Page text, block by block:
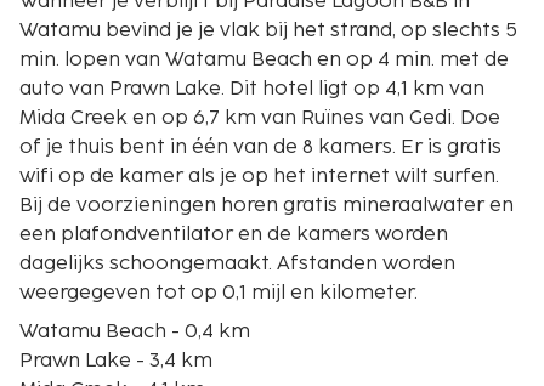
Watamu bevind je je vlak bij het strand, op slechts 5
min. lopen van Watamu Beach en op 4 min. met de
auto van Prawn Lake. Dit hotel ligt op 4,1 km van
Mida Creek en op 6,7 km van Ruïnes van Gedi. Doe
of je thuis bent in één van de 8 kamers. Er is gratis
wifi op de kamer als je op het internet wilt surfen.
Bij de voorzieningen horen gratis mineraalwater en
een plafondventilator en de kamers worden
dagelijks schoongemaakt. Afstanden worden
weergegeven tot op 0,1 mijl en kilometer.
Watamu Beach - 0,4 km
Prawn Lake - 3,4 km